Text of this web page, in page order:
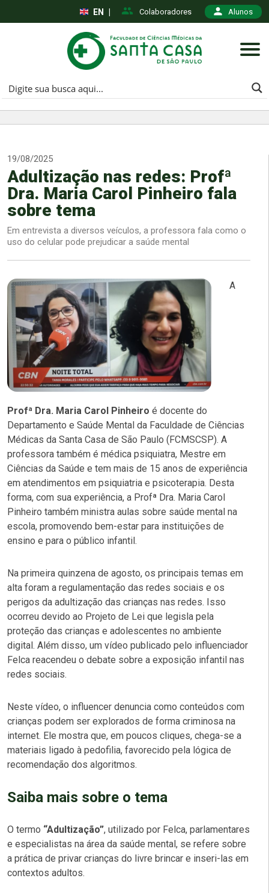
Colaboradores Alunos
EN
19/08/2025
Adultização nas redes: Profª
Dra. Maria Carol Pinheiro fala
sobre tema
Em entrevista a diversos veículos, a professora fala como o
uso do celular pode prejudicar a saúde mental
A
Profª Dra. Maria Carol Pinheiro é docente do
Departamento e Saúde Mental da Faculdade de Ciências
Médicas da Santa Casa de São Paulo (FCMSCSP). A
professora também é médica psiquiatra, Mestre em
Ciências da Saúde e tem mais de 15 anos de experiência
em atendimentos em psiquiatria e psicoterapia. Desta
forma, com sua experiência, a Profª Dra. Maria Carol
Pinheiro também ministra aulas sobre saúde mental na
escola, promovendo bem-estar para instituições de
ensino e para o público infantil.
Na primeira quinzena de agosto, os principais temas em
alta foram a regulamentação das redes sociais e os
perigos da adultização das crianças nas redes. Isso
ocorreu devido ao Projeto de Lei que legisla pela
proteção das crianças e adolescentes no ambiente
digital. Além disso, um vídeo publicado pelo influenciador
Felca reacendeu o debate sobre a exposição infantil nas
redes sociais.
Neste vídeo, o influencer denuncia como conteúdos com
crianças podem ser explorados de forma criminosa na
internet. Ele mostra que, em poucos cliques, chega-se a
materiais ligado à pedofilia, favorecido pela lógica de
recomendação dos algoritmos.
Saiba mais sobre o tema
O termo “Adultização”, utilizado por Felca, parlamentares
e especialistas na área da saúde mental, se refere sobre
a prática de privar crianças do livre brincar e inseri-las em
contextos adultos.